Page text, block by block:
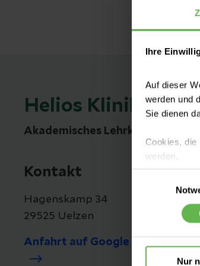
Ihre
Auf dieser
werden und
Sie dienen
Cookies, die
werden.
Es steht
nicht
Nur
Helios Klinikum
Akademisches Lehrkrankenhaus
Kontakt
Hagenskamp 34
29525 Uelzen
Anfahrt auf Google Maps